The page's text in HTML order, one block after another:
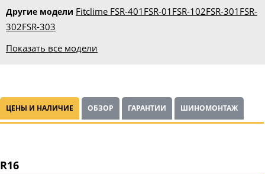
Другие модели Fitclime FSR-401 FSR-01 FSR-102FSR-301 FSR-
302FSR-303
Показать все модели
ЦЕНЫ И НАЛИЧИЕ ОБЗОР ГАРАНТИИ ШИНОМОНТАЖ
R16